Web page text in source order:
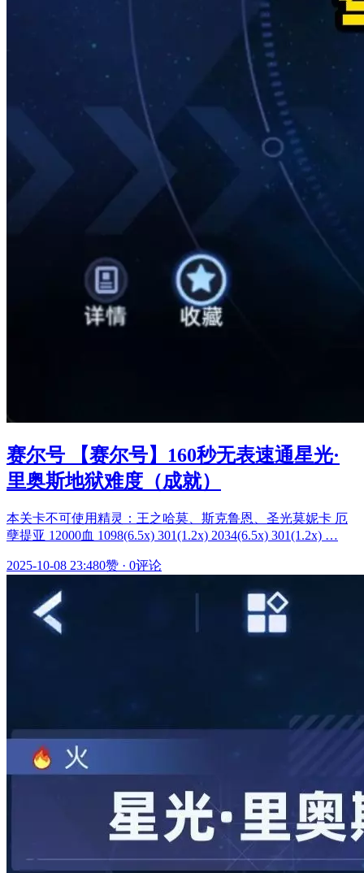
赛尔号 【赛尔号】160秒无表速通星光·
里奥斯地狱难度（成就）
本关卡不可使用精灵：王之哈莫、斯克鲁恩、圣光莫妮卡 厄
孽提亚 12000血 1098(6.5x) 301(1.2x) 2034(6.5x) 301(1.2x) …
2025-10-08 23:480赞 · 0评论